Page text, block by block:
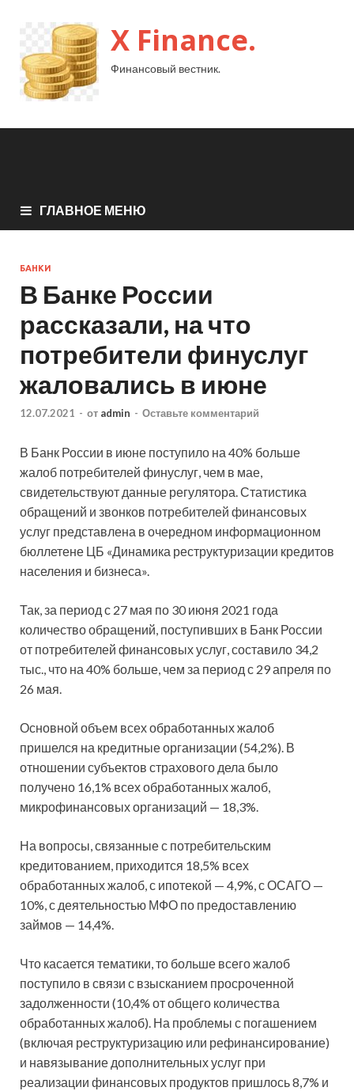
X Finance.
Финансовый вестник.
ГЛАВНОЕ МЕНЮ
БАНКИ
В Банке России
рассказали, на что
потребители финуслуг
жаловались в июне
12.07.2021 - от admin - Оставьте комментарий
В Банк России в июне поступило на 40% больше
жалоб потребителей финуслуг, чем в мае,
свидетельствуют данные регулятора. Статистика
обращений и звонков потребителей финансовых
услуг представлена в очередном информационном
бюллетене ЦБ «Динамика реструктуризации кредитов
населения и бизнеса».
Так, за период с 27 мая по 30 июня 2021 года
количество обращений, поступивших в Банк России
от потребителей финансовых услуг, составило 34,2
тыс., что на 40% больше, чем за период с 29 апреля по
26 мая.
Основной объем всех обработанных жалоб
пришелся на кредитные организации (54,2%). В
отношении субъектов страхового дела было
получено 16,1% всех обработанных жалоб,
микрофинансовых организаций — 18,3%.
На вопросы, связанные с потребительским
кредитованием, приходится 18,5% всех
обработанных жалоб, с ипотекой — 4,9%, с ОСАГО —
10%, с деятельностью МФО по предоставлению
займов — 14,4%.
Что касается тематики, то больше всего жалоб
поступило в связи с взысканием просроченной
задолженности (10,4% от общего количества
обработанных жалоб). На проблемы с погашением
(включая реструктуризацию или рефинансирование)
и навязывание дополнительных услуг при
реализации финансовых продуктов пришлось 8,7% и